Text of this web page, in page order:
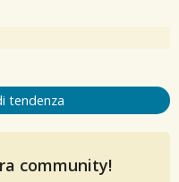
tendenza
community!